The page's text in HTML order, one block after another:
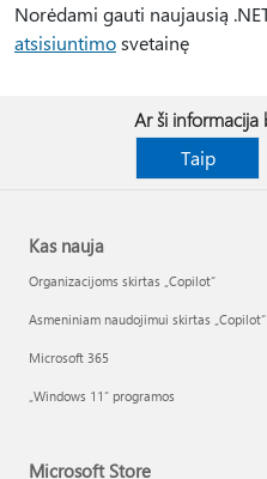
Norėdami gauti naujausią
atsisiuntimosvetainę
Ar ši
Taip
Kas nauja
Organizacijoms skirtas „Copilot“
Asmeniniam naudojimui skirtas „Copilot“
Microsoft 365
„Windows 11“ programos
Microsoft Store